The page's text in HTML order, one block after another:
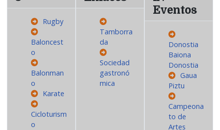
Rugby
Baloncest
o
Balonman
o
Karate
Cicloturism
o
Tamborra
da
Sociedad
gastronó
mica
Eventos
Donostia
Baiona
Donostia
Gaua
Piztu
Campeona
to de
Artes